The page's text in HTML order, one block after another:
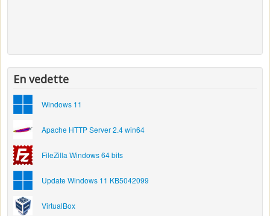
En vedette
Windows 11
Apache HTTP Server 2.4 win64
FileZilla Windows 64 bits
Update Windows 11 KB5042099
VirtualBox